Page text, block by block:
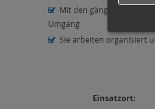
Mit den gängigen PC
Umgang
Sie arbeiten organisiert
Einsatzort: